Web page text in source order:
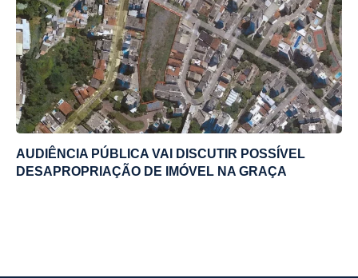
AUDIÊNCIA PÚBLICA VAI DISCUTIR POSSÍVEL
DESAPROPRIAÇÃO DE IMÓVEL NA GRAÇA